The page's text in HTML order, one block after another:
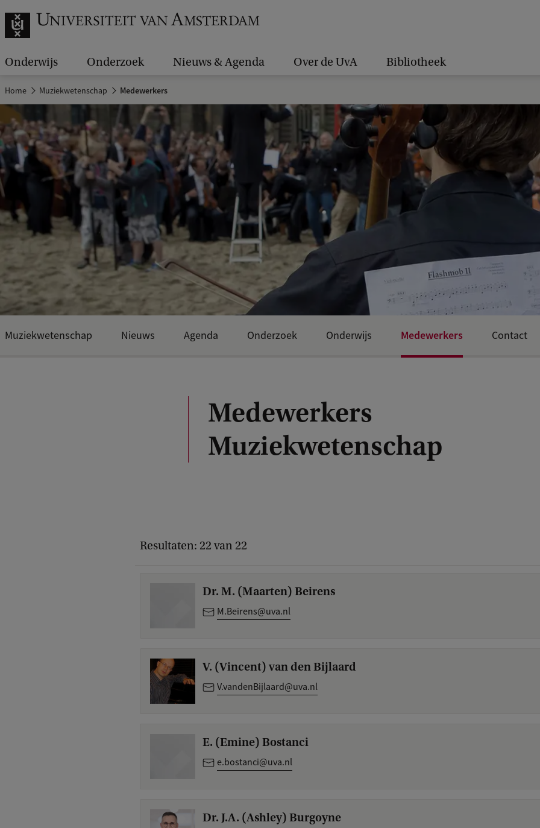
Onderwijs Onderzoek Nieuws & Agenda Over de UvA Bibliotheek
Home Muziekwetenschap Medewerkers
Medewerkers
Muziekwetenschap
Muziekwetenschap Nieuws Agenda Onderzoek Onderwijs Medewerkers Contact
Resultaten: 22 van 22
Dr. M. (Maarten) Beirens
M.Beirens@uva.nl
V. (Vincent) van den Bijlaard
V.vandenBijlaard@uva.nl
E. (Emine) Bostanci
e.bostanci@uva.nl
Dr. J.A. (Ashley) Burgoyne